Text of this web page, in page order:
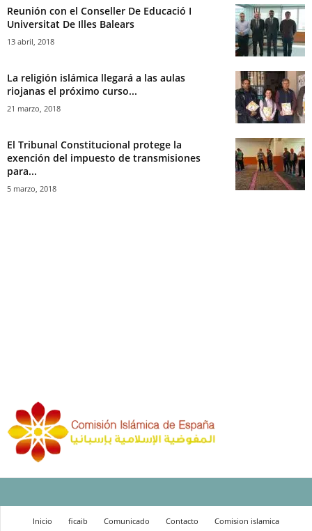
Reunión con el Conseller De Educació I
Universitat De Illes Balears
13 abril, 2018
La religión islámica llegará a las aulas
riojanas el próximo curso...
21 marzo, 2018
El Tribunal Constitucional protege la
exención del impuesto de transmisiones
para...
5 marzo, 2018
Inicio ficaib Comunicado Contacto Comision islamica